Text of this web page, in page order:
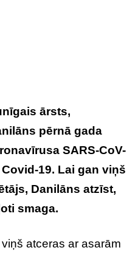
ārsts,
pērnā gada
SARS-CoV-
19. Lai gan viņš
Danilāns atzīst,
smaga.
atceras ar asarām